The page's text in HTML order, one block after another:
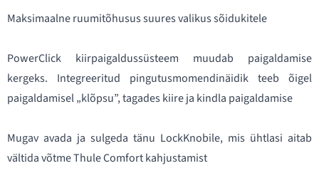
Maksimaalne ruumitõhusus suures valikus sõidukitele
PowerClick kiirpaigaldussüsteem muudab paigaldamise
kergeks. Integreeritud pingutusmomendinäidik teeb õigel
paigaldamisel „klõpsu”, tagades kiire ja kindla paigaldamise
Mugav avada ja sulgeda tänu LockKnobile, mis ühtlasi aitab
vältida võtme Thule Comfort kahjustamist